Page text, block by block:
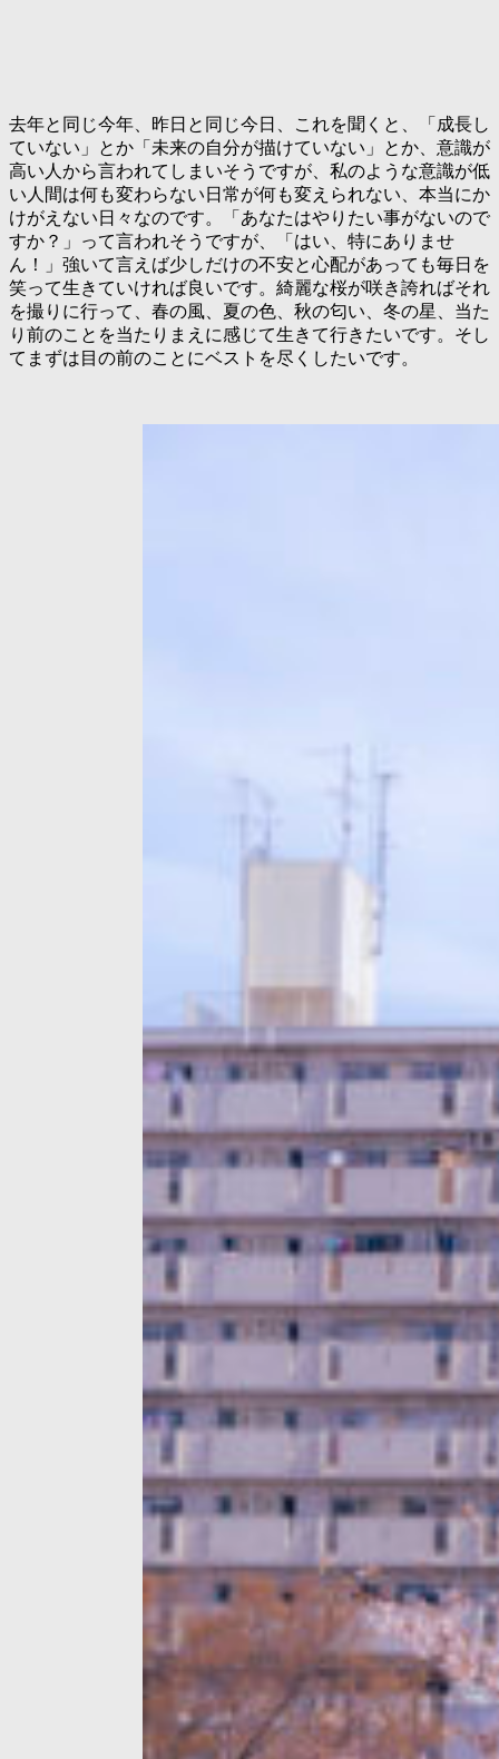
去年と同じ今年、昨日と同じ今日、これを聞くと、「成長し
ていない」とか「未来の自分が描けていない」とか、意識が
高い人から言われてしまいそうですが、私のような意識が低
い人間は何も変わらない日常が何も変えられない、本当にか
けがえない日々なのです。「あなたはやりたい事がないので
すか？」って言われそうですが、「はい、特にありませ
ん！」強いて言えば少しだけの不安と心配があっても毎日を
笑って生きていければ良いです。綺麗な桜が咲き誇ればそれ
を撮りに行って、春の風、夏の色、秋の匂い、冬の星、当た
り前のことを当たりまえに感じて生きて行きたいです。そし
てまずは目の前のことにベストを尽くしたいです。